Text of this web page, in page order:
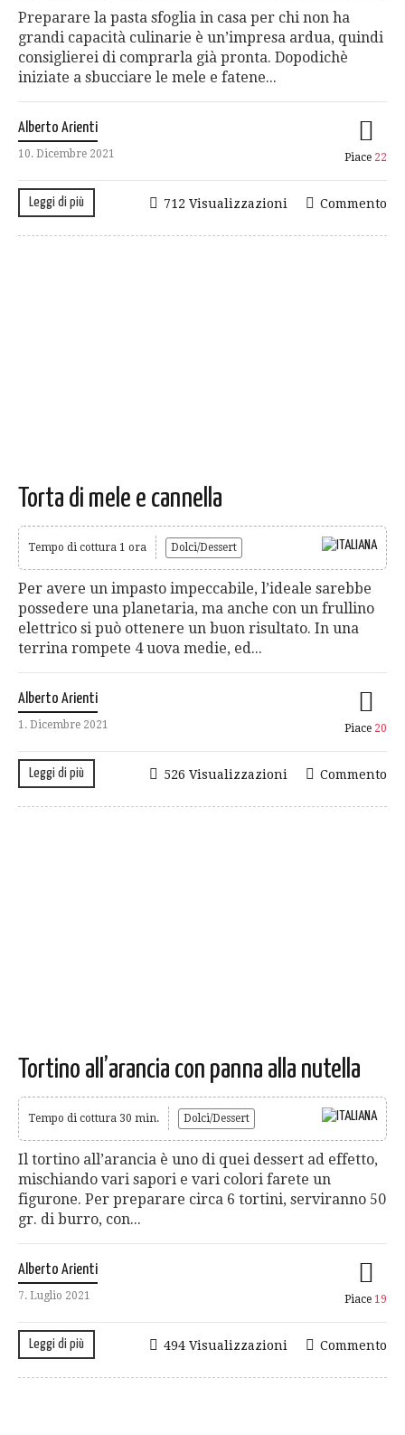
Preparare la pasta sfoglia in casa per chi non ha
grandi capacità culinarie è un’impresa ardua, quindi
consiglierei di comprarla già pronta. Dopodichè
iniziate a sbucciare le mele e fatene...
Alberto Arienti
10. Dicembre 2021 Piace 22
Leggi di più Commento
712 Visualizzazioni
Torta di mele e cannella
Tempo di cottura 1 ora Dolci/Dessert
Per avere un impasto impeccabile, l’ideale sarebbe
possedere una planetaria, ma anche con un frullino
elettrico si può ottenere un buon risultato. In una
terrina rompete 4 uova medie, ed...
Alberto Arienti
1. Dicembre 2021 Piace 20
Leggi di più Commento
526 Visualizzazioni
Tortino all’arancia con panna alla nutella
Tempo di cottura 30 min. Dolci/Dessert
Il tortino all’arancia è uno di quei dessert ad effetto,
mischiando vari sapori e vari colori farete un
figurone. Per preparare circa 6 tortini, serviranno 50
gr. di burro, con...
Alberto Arienti
7. Luglio 2021 Piace 19
Leggi di più Commento
494 Visualizzazioni